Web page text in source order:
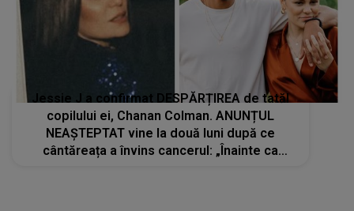
Jessie J a confirmat DESPĂRȚIREA de tatăl
copilului ei, Chanan Colman. ANUNȚUL
NEAȘTEPTAT vine la două luni după ce
cântăreața a învins cancerul: „Înainte ca